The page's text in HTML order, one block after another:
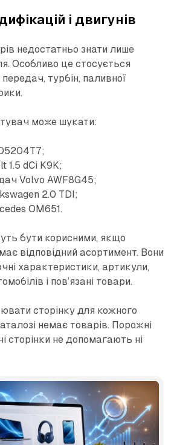
і двигунів
недостатньо знати лише
Особливо це стосується
турбін, паливної
може шукати:
1.5 dCi K9K;
Volvo AWF8G45;
2.0 TDI;
OM651.
бути корисними, якщо
відповідний асортимент. Вони
характеристики, артикули,
і пов’язані товари.
сторінку для кожного
немає товарів. Порожні
сторінки не допомагають ні